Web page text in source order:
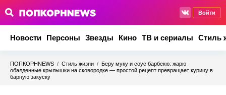
Войти
Новости Персоны Звезды Кино ТВ и сериалы Стиль
ПОПКОРНNEWS / Стиль жизни / Беру муку и соус барбекю: жарю
обалденные крылышки на сковородке — простой рецепт превращает курицу в
барную закуску